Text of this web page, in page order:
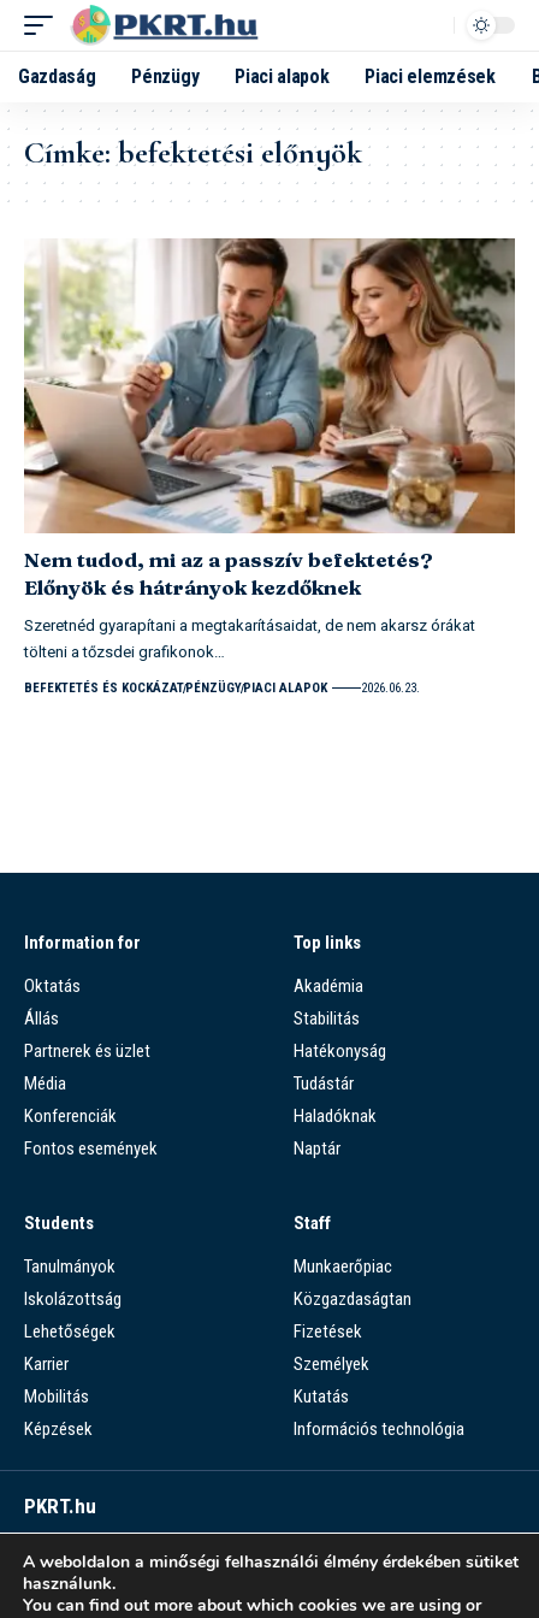
Gazdaság Pénzügy Piaci alapok Piaci elemzések
Címke:befektetési előnyök
Nem tudod, mi az a passzív befektetés?
Előnyök és hátrányok kezdőknek
Szeretnéd gyarapítani a megtakarításaidat, de nem akarsz órákat
tölteni a tőzsdei grafikonok…
BEFEKTETÉS ÉS KOCKÁZATPÉNZÜGYPIACI ALAPOK 2026.06.23.
Information for
Oktatás
Állás
Partnerek és üzlet
Média
Konferenciák
Fontos események
Top links
Akadémia
Stabilitás
Hatékonyság
Tudástár
Haladóknak
Naptár
Students
Tanulmányok
Iskolázottság
Lehetőségek
Karrier
Mobilitás
Képzések
Staff
Munkaerőpiac
Közgazdaságtan
Fizetések
Személyek
Kutatás
Információs technológia
PKRT.hu
Piaci Kérdések Részletes Tára
PKRT >
A weboldalon a minőségi felhasználói élmény érdekében sütiket
használunk.
You can find out more about which cookies we are using or